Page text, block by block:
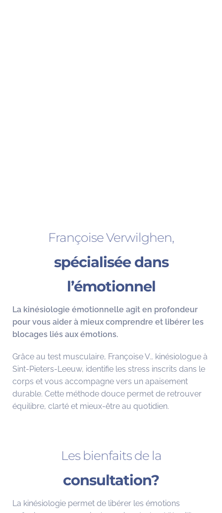
Françoise Verwilghen,
spécialisée dans
l’émotionnel
La kinésiologie émotionnelle agit en profondeur
pour vous aider à mieux comprendre et libérer les
blocages liés aux émotions.
Grâce au test musculaire, Françoise V., kinésiologue à
Sint-Pieters-Leeuw, identifie les stress inscrits dans le
corps et vous accompagne vers un apaisement
durable. Cette méthode douce permet de retrouver
équilibre, clarté et mieux-être au quotidien.
Les bienfaits de la
consultation?
La kinésiologie permet de libérer les émotions